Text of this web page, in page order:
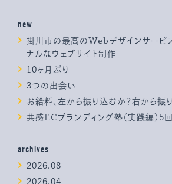
new
掛川市の最高のWebデザインサービ
ナルなウェブサイト制作
10ヶ月ぶり
3つの出会い
お給料、左から振り込むか？右から振
共感ECブランディング塾（実践編）5
archives
2026.08
2026.04